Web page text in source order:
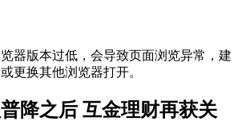
器版本过低，会导致页面浏览异常，建
更换其他浏览器打开。
降之后 互金理财再获关